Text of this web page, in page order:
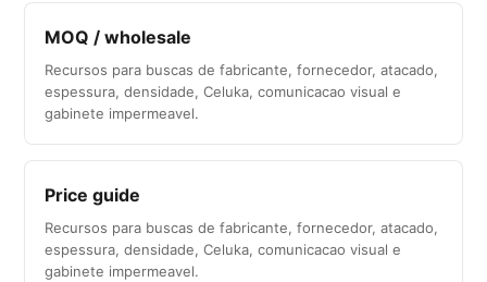
MOQ / wholesale
Recursos para buscas de fabricante, fornecedor, atacado,
espessura, densidade, Celuka, comunicacao visual e
gabinete impermeavel.
Price guide
Recursos para buscas de fabricante, fornecedor, atacado,
espessura, densidade, Celuka, comunicacao visual e
gabinete impermeavel.